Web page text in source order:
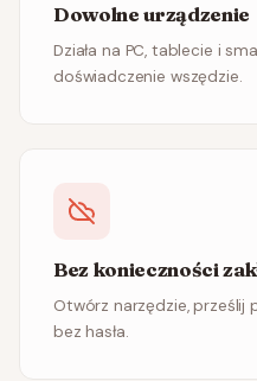
Dowolne urządzenie
Działa na PC, tablecie i
doświadczenie wszędzie.
Bez konieczności
Otwórz narzędzie, prześlij
bez hasła.